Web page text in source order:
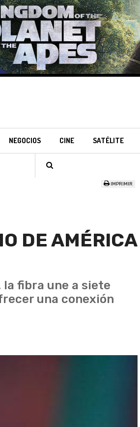
NEGOCIOS CINE SATÉLITE
IMPRIMIR
DE AMÉRICA
la fibra une a siete
una conexión